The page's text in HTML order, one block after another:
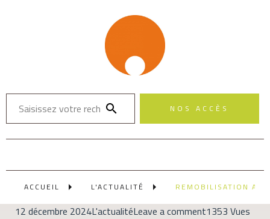
NOS ACCÈS
ACCUEIL L'ACTUALITÉ REMOBILISATION
12 décembre 2024L'actualitéLeave a comment1353 Vues